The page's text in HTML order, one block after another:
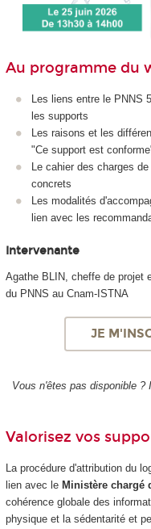
Au programme du
Les liens entre le PNNS
les supports
Les raisons et les
"Ce support est
Le cahier des charges
concrets
Les modalités
lien avec les
Intervenante
Agathe BLIN, cheffe de projet
du PNNS au Cnam-ISTNA
JE
Vous n'êtes pas disponible
Valorisez vos
La procédure d'attribution du
lien avec le Ministère chargé
cohérence globale des
physique et la sédentarité et